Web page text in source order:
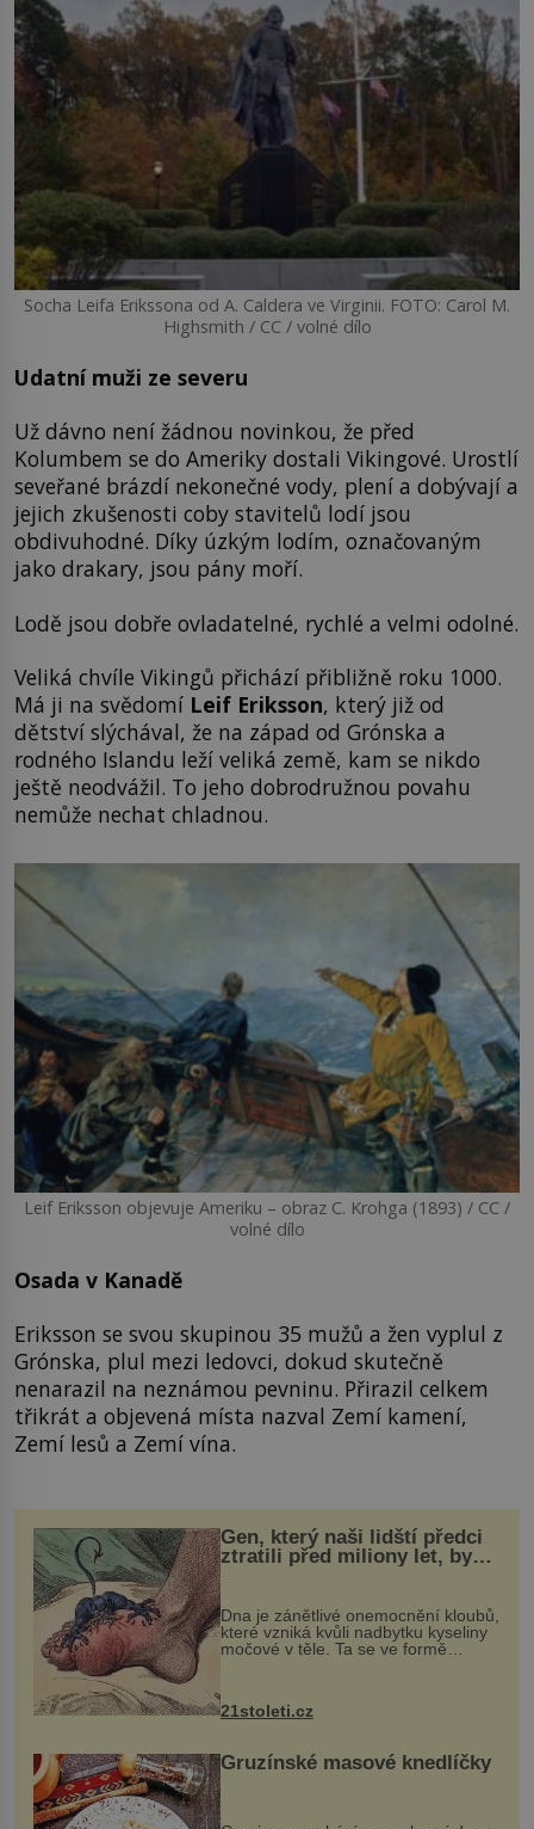
Socha Leifa Erikssona od A. Caldera ve Virginii. FOTO: Carol M.
Highsmith / CC / volné dílo
Udatní muži ze severu
Už dávno není žádnou novinkou, že před
Kolumbem se do Ameriky dostali Vikingové. Urostlí
seveřané brázdí nekonečné vody, plení a dobývají a
jejich zkušenosti coby stavitelů lodí jsou
obdivuhodné. Díky úzkým lodím, označovaným
jako drakary, jsou pány moří.
Lodě jsou dobře ovladatelné, rychlé a velmi odolné.
Veliká chvíle Vikingů přichází přibližně roku 1000.
Má ji na svědomí Leif Eriksson, který již od
dětství slýchával, že na západ od Grónska a
rodného Islandu leží veliká země, kam se nikdo
ještě neodvážil. To jeho dobrodružnou povahu
nemůže nechat chladnou.
Leif Eriksson objevuje Ameriku – obraz C. Krohga (1893) / CC /
volné dílo
Osada v Kanadě
Eriksson se svou skupinou 35 mužů a žen vyplul z
Grónska, plul mezi ledovci, dokud skutečně
nenarazil na neznámou pevninu. Přirazil celkem
třikrát a objevená místa nazval Zemí kamení,
Zemí lesů a Zemí vína.
Gen, který naši lidští předci
ztratili před miliony let, by
mohl pomoci s léčbou
„nemoci králů“
Dna je zánětlivé onemocnění kloubů,
které vzniká kvůli nadbytku kyseliny
močové v těle. Ta se ve formě
nohou, a způsobuje bole...
21stoleti.cz
Gruzínské masové knedlíčky